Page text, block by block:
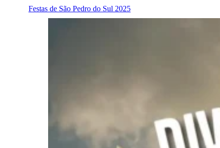
Festas de São Pedro do Sul 2025